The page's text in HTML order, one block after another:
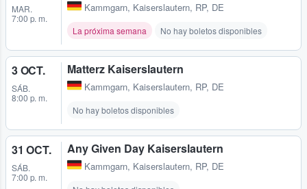
MAR.
7:00 p. m.
Kammgarn, Kaiserslautern, RP, DE
La próxima semana No hay boletos disponibles
3 OCT.
SÁB.
8:00 p. m.
Matterz Kaiserslautern
Kammgarn, Kaiserslautern, RP, DE
No hay boletos disponibles
31 OCT.
SÁB.
7:00 p. m.
Any Given Day Kaiserslautern
Kammgarn, Kaiserslautern, RP, DE